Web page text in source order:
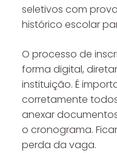
seletivos com
histórico escolar
O processo de
forma digital,
instituição. É
corretamente
anexar
o cronograma.
perda da vaga.